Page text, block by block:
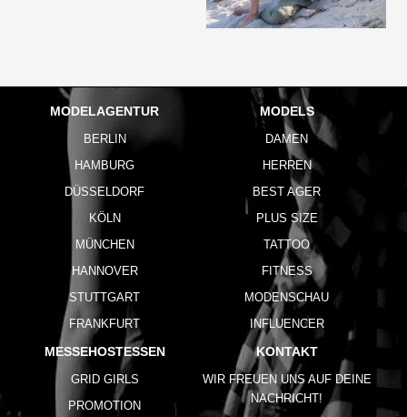
MODELAGENTUR
BERLIN
HAMBURG
DÜSSELDORF
KÖLN
MÜNCHEN
HANNOVER
STUTTGART
FRANKFURT
MODELS
DAMEN
HERREN
BEST AGER
PLUS SIZE
TATTOO
FITNESS
MODENSCHAU
INFLUENCER
MESSEHOSTESSEN
GRID GIRLS
PROMOTION
KONTAKT
WIR FREUEN UNS AUF DEINE
NACHRICHT!